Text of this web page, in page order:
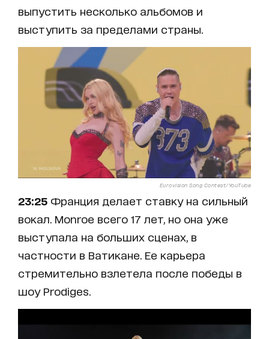
выпустить несколько альбомов и
выступить за пределами страны.
Eurovision Song Contest/YouTube
23:25 Франция делает ставку на сильный
вокал. Monroe всего 17 лет, но она уже
выступала на больших сценах, в
частности в Ватикане. Ее карьера
стремительно взлетела после победы в
шоу Prodiges.